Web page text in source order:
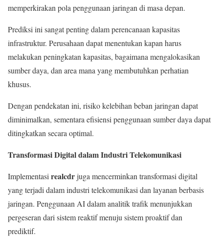
memperkirakan pola penggunaan jaringan di masa depan.
Prediksi ini sangat penting dalam perencanaan kapasitas
infrastruktur. Perusahaan dapat menentukan kapan harus
melakukan peningkatan kapasitas, bagaimana mengalokasikan
sumber daya, dan area mana yang membutuhkan perhatian
khusus.
Dengan pendekatan ini, risiko kelebihan beban jaringan dapat
diminimalkan, sementara efisiensi penggunaan sumber daya dapat
ditingkatkan secara optimal.
Transformasi Digital dalam Industri Telekomunikasi
Implementasirealcdrjuga mencerminkan transformasi digital
yang terjadi dalam industri telekomunikasi dan layanan berbasis
jaringan. Penggunaan AI dalam analitik trafik menunjukkan
pergeseran dari sistem reaktif menuju sistem proaktif dan
prediktif.